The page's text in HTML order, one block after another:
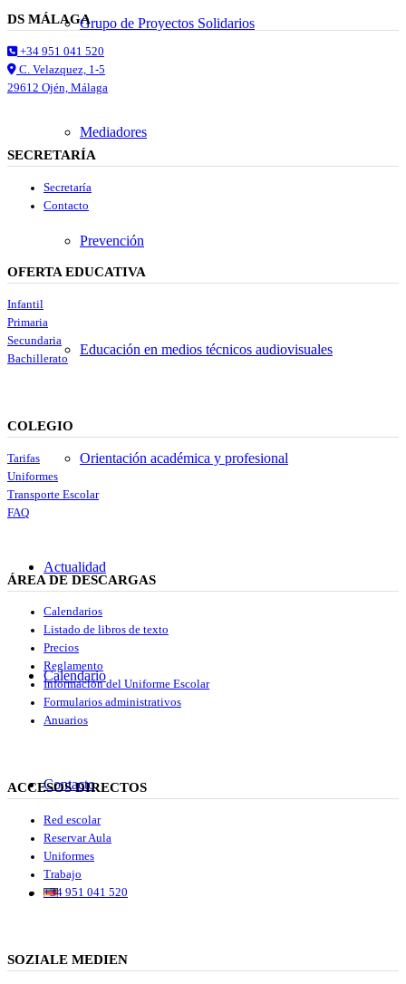
Grupo de Proyectos Solidarios
Mediadores
Prevención
Educación en medios técnicos audiovisuales
Orientación académica y profesional
Actualidad
Calendario
Contacto
DS MÁLAGA
+34 951 041 520
C. Velazquez, 1-5
29612 Ojén, Málaga
SECRETARÍA
Secretaría
Contacto
OFERTA EDUCATIVA
Infantil
Primaria
Secundaria
Bachillerato
COLEGIO
Tarifas
Uniformes
Transporte Escolar
FAQ
ÁREA DE DESCARGAS
Calendarios
Listado de libros de texto
Precios
Reglamento
Información del Uniforme Escolar
Formularios administrativos
Anuarios
ACCESOS DIRECTOS
Red escolar
Reservar Aula
Uniformes
Trabajo
+34 951 041 520
SOZIALE MEDIEN